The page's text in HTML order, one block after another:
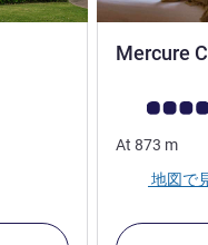
Mercure
お客さまの
At 873 m
地図で